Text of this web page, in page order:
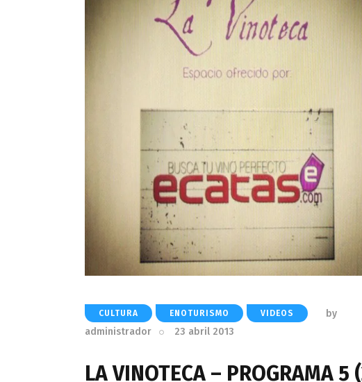
CULTURA ENOTURISMO VIDEOS
by
administrador
23 abril 2013
LA VINOTECA – PROGRAMA